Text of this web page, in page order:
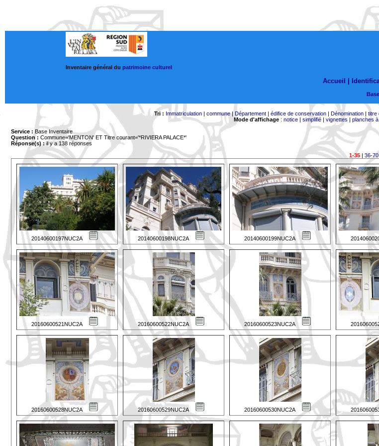
Inventaire général du patrimoine culturel
Accueil |
Tri : Immatriculation| commune| Département| édifice de conservation| Dénomination| titre
Mode d'affichage: notice| simplifié| vignettes | planches
Service : Base Inventaire
Question : Commune='MENTON' ET Titre courant='*RIVIERA PALACE*'
Réponse(s) :il y a 138 réponses
1-35| 36-70
20140600197NUC2A 20140600198NUC2A 20140600199NUC2A
20160600521NUC2A 20160600522NUC2A 20160600523NUC2A
20160600528NUC2A 20160600529NUC2A 20160600530NUC2A